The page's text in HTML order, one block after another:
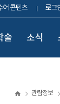
어 콘텐츠 로그
술 소식
관람정보